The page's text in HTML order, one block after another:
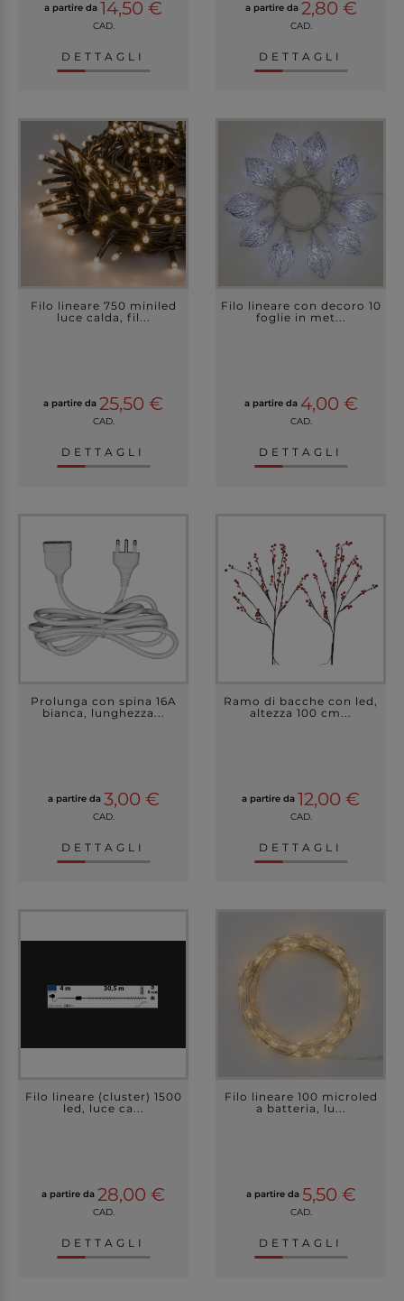
a partire da 14,50 €
CAD.
DETTAGLI
a partire da 2,80 €
CAD.
DETTAGLI
Filo lineare 750 miniled
luce calda, fil...
a partire da 25,50 €
CAD.
DETTAGLI
Filo lineare con decoro 10
foglie in met...
a partire da 4,00 €
CAD.
DETTAGLI
Prolunga con spina 16A
bianca, lunghezza...
a partire da 3,00 €
CAD.
DETTAGLI
Ramo di bacche con led,
altezza 100 cm...
a partire da 12,00 €
CAD.
DETTAGLI
Filo lineare (cluster) 1500
led, luce ca...
a partire da 28,00 €
CAD.
DETTAGLI
Filo lineare 100 microled
a batteria, lu...
a partire da 5,50 €
CAD.
DETTAGLI